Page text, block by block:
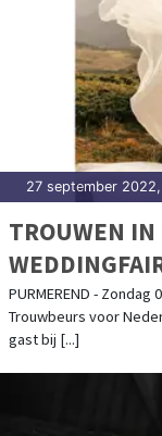
27 september
TROUWEN
PURMEREND -
Trouwbeurs voor
gast bij [...]